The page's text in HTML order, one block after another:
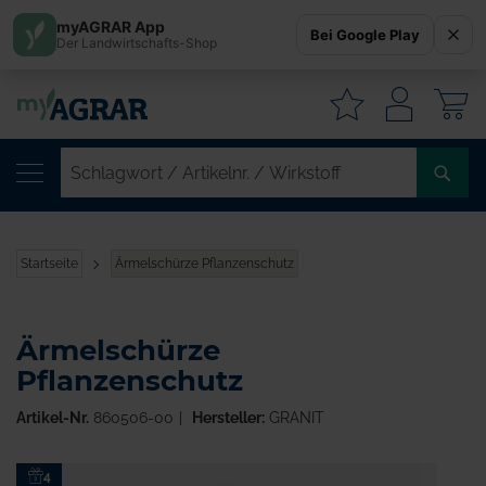
Startseite Ärmelschürze Pflanzenschutz
Zum4
Ärmelschürze
Pflanzenschutz
Artikel-Nr. 860506-00 Hersteller:GRANIT
myAGRAR App
Der Landwirtschafts-Shop Bei Google Play